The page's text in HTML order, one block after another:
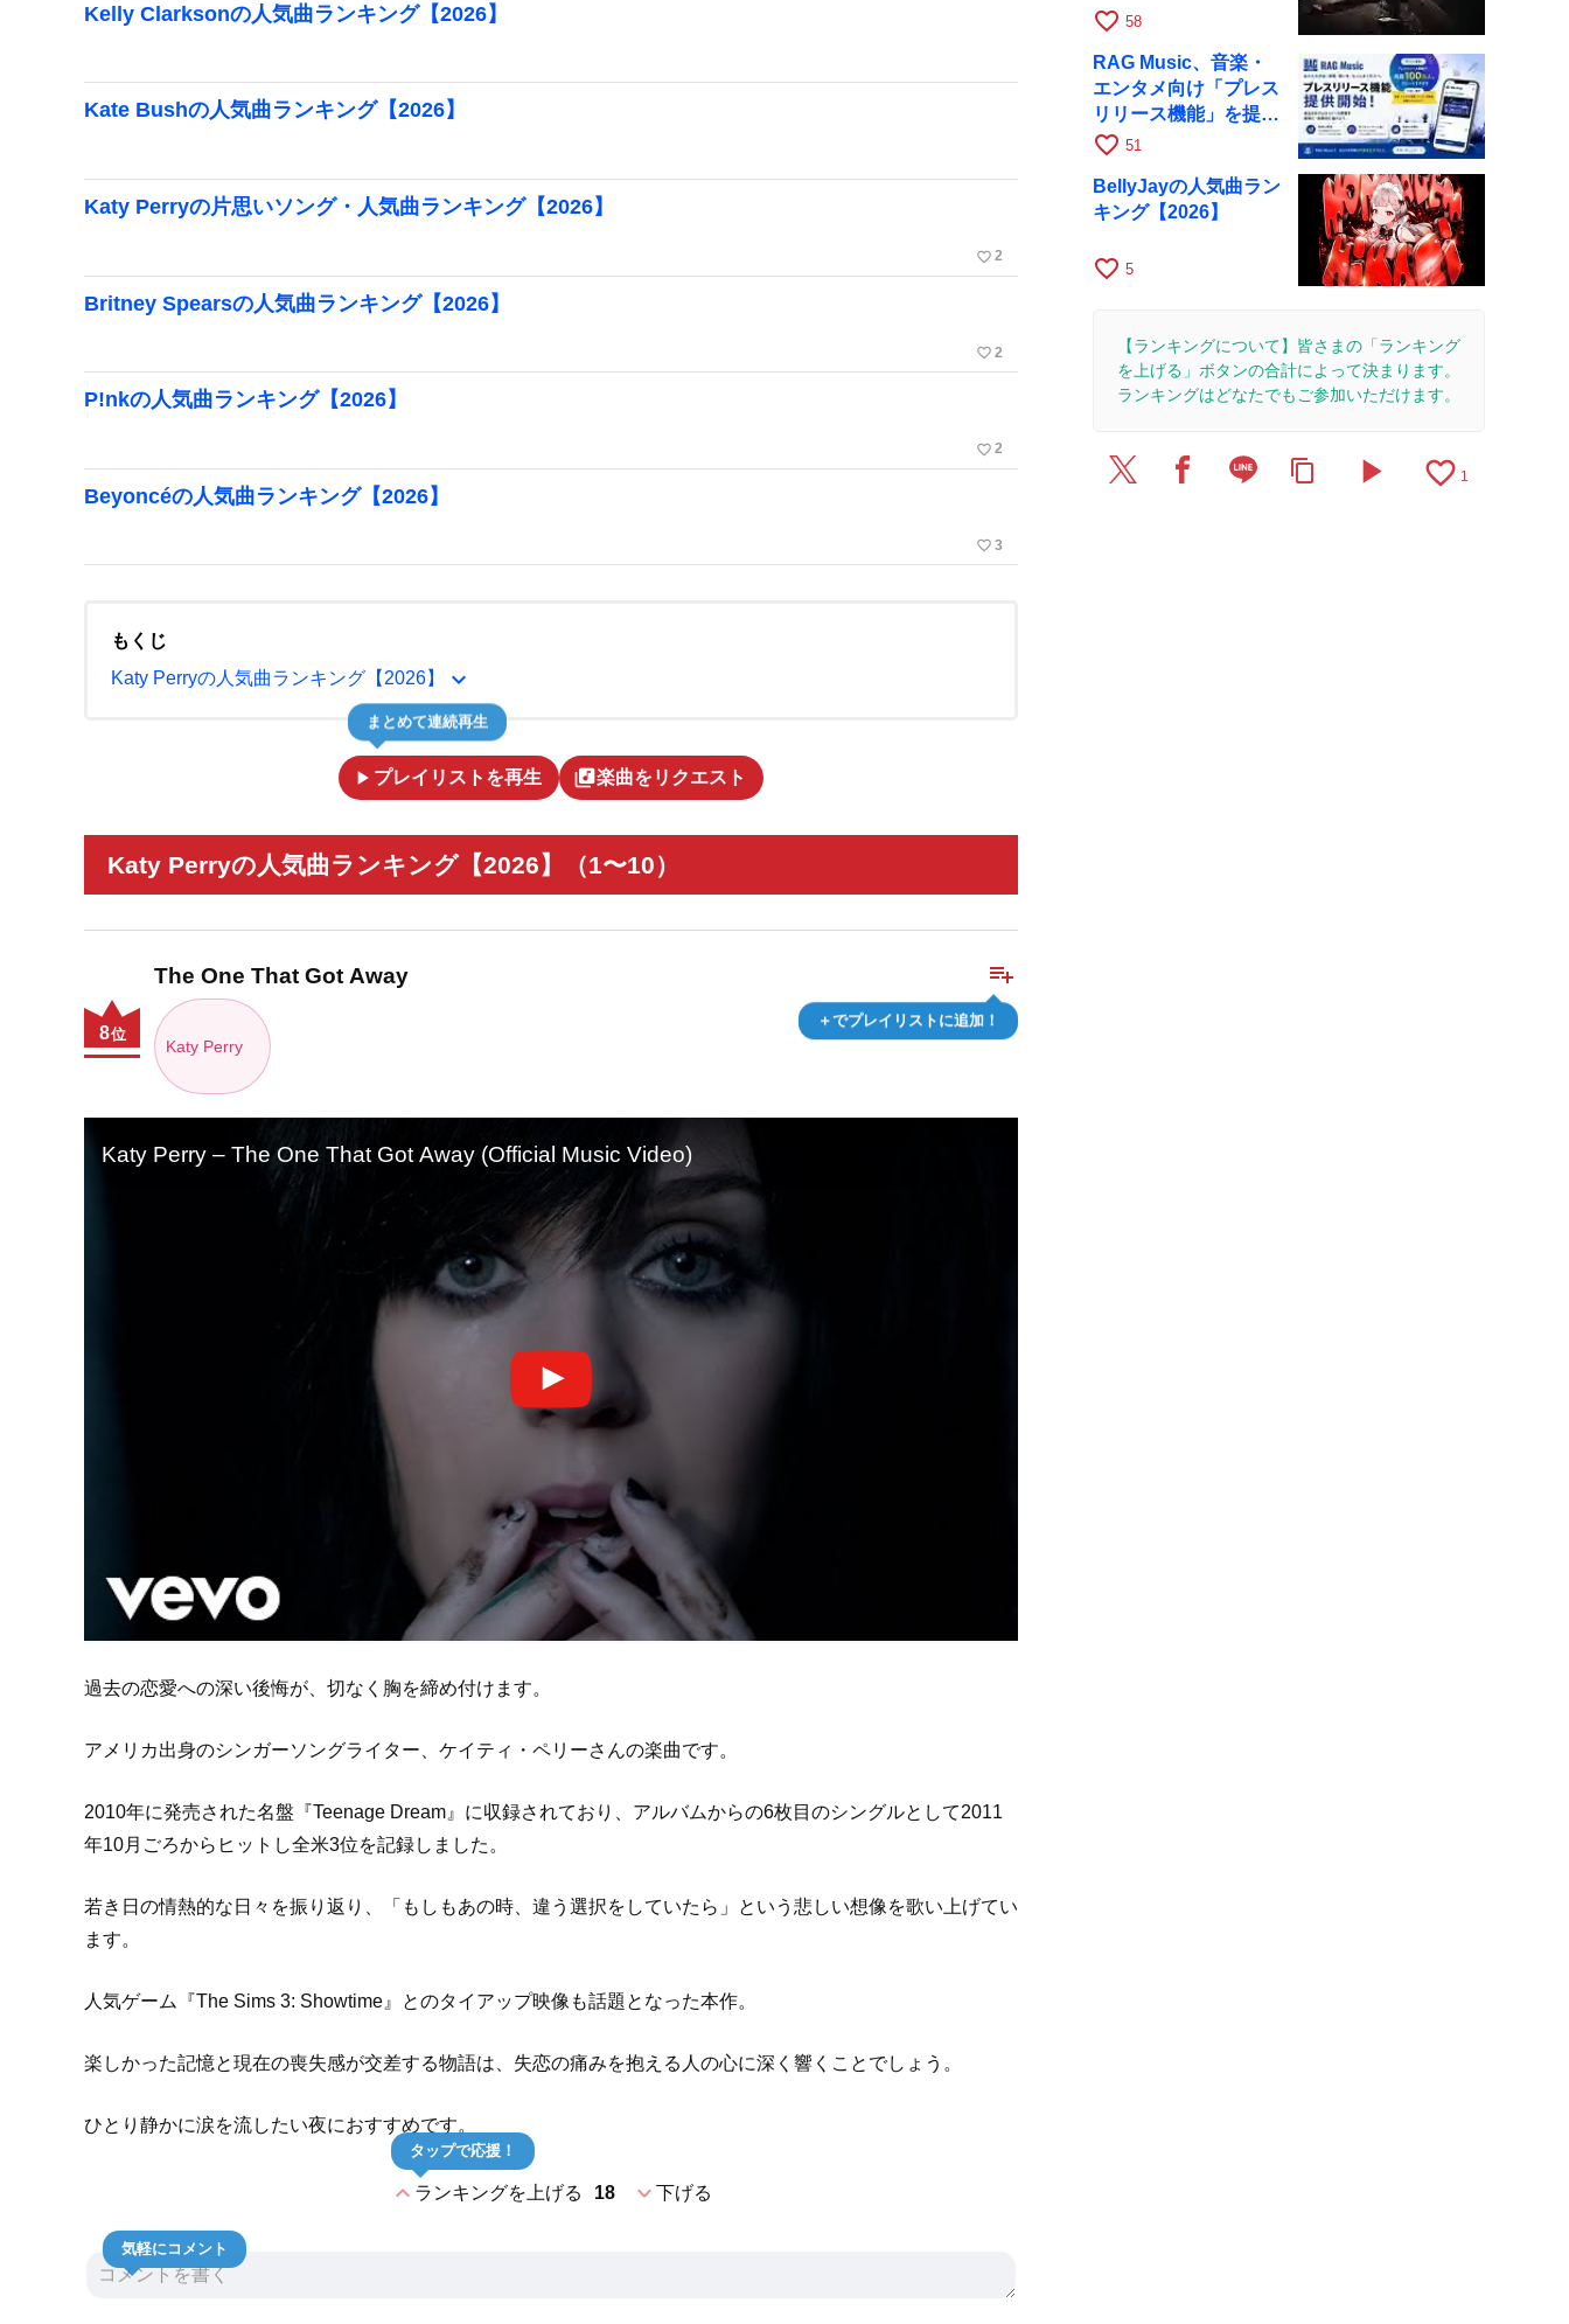
Kelly Clarksonの人気曲ランキング【2026】
Kate Bushの人気曲ランキング【2026】
Katy Perryの片思いソング・人気曲ランキング【2026】
favorite_border 2
Britney Spearsの人気曲ランキング【2026】
favorite_border 2
P!nkの人気曲ランキング【2026】
favorite_border 2
Beyoncéの人気曲ランキング【2026】
favorite_border 3
もくじ
Katy Perryの人気曲ランキング【2026】
expand_more
play_arrow プレイリストを再生
まとめて連続再生
library_music楽曲をリクエスト
Katy Perryの人気曲ランキング【2026】（1〜10）
playlist_add
＋でプレイリストに追加！
The One That Got Away
Katy Perry
8位
Katy Perry – The One That Got Away (Official Music Video)
過去の恋愛への深い後悔が、切なく胸を締め付けます。
アメリカ出身のシンガーソングライター、ケイティ・ペリーさんの楽曲です。
2010年に発売された名盤『Teenage Dream』に収録されており、アルバムからの6枚目のシングルとして2011
年10月ごろからヒットし全米3位を記録しました。
若き日の情熱的な日々を振り返り、「もしもあの時、違う選択をしていたら」という悲しい想像を歌い上げてい
ます。
人気ゲーム『The Sims 3: Showtime』とのタイアップ映像も話題となった本作。
楽しかった記憶と現在の喪失感が交差する物語は、失恋の痛みを抱える人の心に深く響くことでしょう。
ひとり静かに涙を流したい夜におすすめです。
expand_lessランキングを上げる 18
タップで応援！
expand_more下げる
気軽にコメント
favorite_border 58
RAG Music、音楽・
エンタメ向け「プレス
リリース機能」を提供
開始
favorite_border 51
BellyJayの人気曲ラン
キング【2026】
favorite_border 5
【ランキングについて】皆さまの「ランキング
を上げる」ボタンの合計によって決まります。
ランキングはどなたでもご参加いただけます。
content_copy play_arrow favorite_border 1